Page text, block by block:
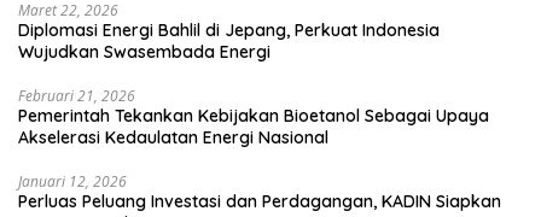
Maret 22, 2026
Diplomasi Energi Bahlil di Jepang, Perkuat Indonesia
Wujudkan Swasembada Energi
Februari 21, 2026
Pemerintah Tekankan Kebijakan Bioetanol Sebagai Upaya
Akselerasi Kedaulatan Energi Nasional
Januari 12, 2026
Perluas Peluang Investasi dan Perdagangan, KADIN Siapkan